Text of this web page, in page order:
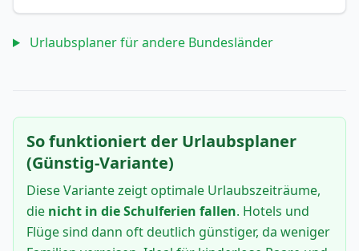
Urlaubsplaner für andere Bundesländer
So funktioniert der Urlaubsplaner
(Günstig-Variante)
Diese Variante zeigt optimale Urlaubszeiträume,
die nicht in die Schulferien fallen. Hotels und
Flüge sind dann oft deutlich günstiger, da weniger